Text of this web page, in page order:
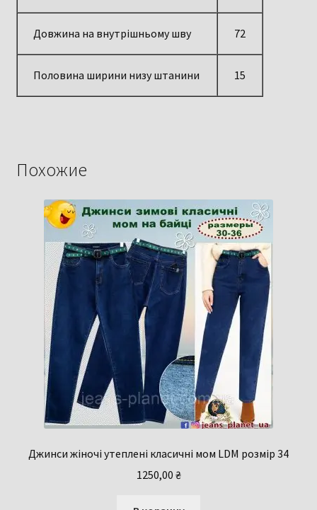
Довжина на внутрішньому шву 72
Половина ширини низу штанини 15
Похожие
Джинси жіночі утеплені класичні мом LDM розмір 34
1250,00 ₴